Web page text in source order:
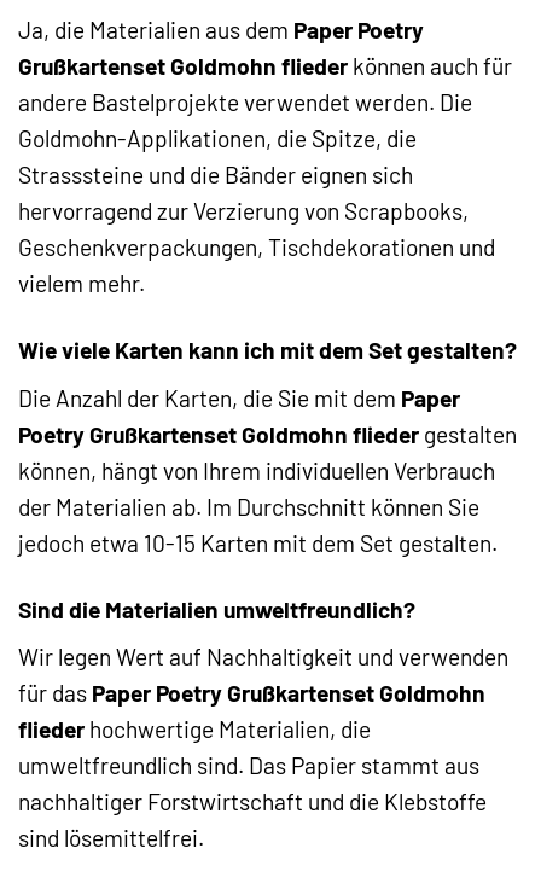
Ja, die Materialien aus dem Paper Poetry
Grußkartenset Goldmohn flieder können auch für
andere Bastelprojekte verwendet werden. Die
Goldmohn-Applikationen, die Spitze, die
Strasssteine und die Bänder eignen sich
hervorragend zur Verzierung von Scrapbooks,
Geschenkverpackungen, Tischdekorationen und
vielem mehr.
Wie viele Karten kann ich mit dem Set gestalten?
Die Anzahl der Karten, die Sie mit dem Paper
Poetry Grußkartenset Goldmohn flieder gestalten
können, hängt von Ihrem individuellen Verbrauch
der Materialien ab. Im Durchschnitt können Sie
jedoch etwa 10-15 Karten mit dem Set gestalten.
Sind die Materialien umweltfreundlich?
Wir legen Wert auf Nachhaltigkeit und verwenden
für das Paper Poetry Grußkartenset Goldmohn
flieder hochwertige Materialien, die
umweltfreundlich sind. Das Papier stammt aus
nachhaltiger Forstwirtschaft und die Klebstoffe
sind lösemittelfrei.